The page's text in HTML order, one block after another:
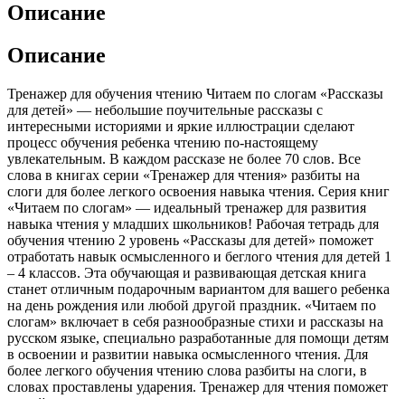
Описание
Описание
Тренажер для обучения чтению Читаем по слогам «Рассказы
для детей» — небольшие поучительные рассказы с
интересными историями и яркие иллюстрации сделают
процесс обучения ребенка чтению по-настоящему
увлекательным. В каждом рассказе не более 70 слов. Все
слова в книгах серии «Тренажер для чтения» разбиты на
слоги для более легкого освоения навыка чтения. Серия книг
«Читаем по слогам» — идеальный тренажер для развития
навыка чтения у младших школьников! Рабочая тетрадь для
обучения чтению 2 уровень «Рассказы для детей» поможет
отработать навык осмысленного и беглого чтения для детей 1
– 4 классов. Эта обучающая и развивающая детская книга
станет отличным подарочным вариантом для вашего ребенка
на день рождения или любой другой праздник. «Читаем по
слогам» включает в себя разнообразные стихи и рассказы на
русском языке, специально разработанные для помощи детям
в освоении и развитии навыка осмысленного чтения. Для
более легкого обучения чтению слова разбиты на слоги, в
словах проставлены ударения. Тренажер для чтения поможет